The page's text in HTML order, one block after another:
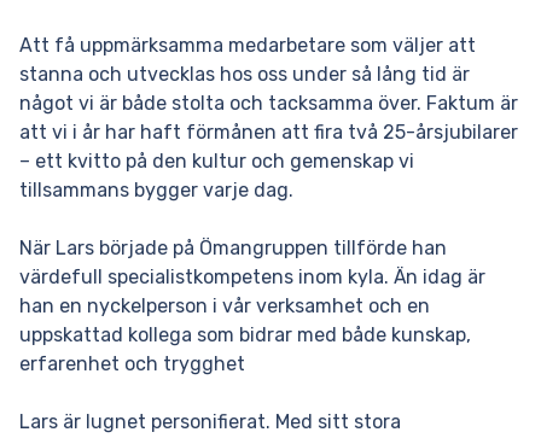
Att få uppmärksamma medarbetare som väljer att
stanna och utvecklas hos oss under så lång tid är
något vi är både stolta och tacksamma över. Faktum är
att vi i år har haft förmånen att fira två 25-årsjubilarer
– ett kvitto på den kultur och gemenskap vi
tillsammans bygger varje dag.
När Lars började på Ömangruppen tillförde han
värdefull specialistkompetens inom kyla. Än idag är
han en nyckelperson i vår verksamhet och en
uppskattad kollega som bidrar med både kunskap,
erfarenhet och trygghet
Lars är lugnet personifierat. Med sitt stora